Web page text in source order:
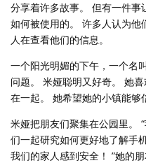
分享着许多故事。 但有一件事
如何被使用的。 许多人认为
人在查看他们的信息。
一个阳光明媚的下午，一个名
问题。 米娅聪明又好奇。 她
在一起。 她希望她的小镇能够
米娅把朋友们聚集在公园里。
们一起研究如何更好地了解手
我们的家人感到安全！ ”她的